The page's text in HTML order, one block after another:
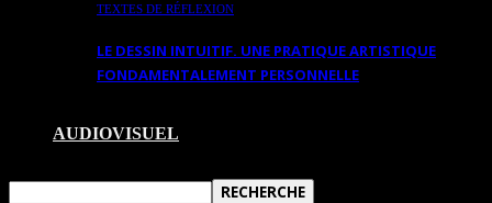
TEXTES DE RÉFLEXION
LE DESSIN INTUITIF. UNE PRATIQUE ARTISTIQUE
FONDAMENTALEMENT PERSONNELLE
AUDIOVISUEL